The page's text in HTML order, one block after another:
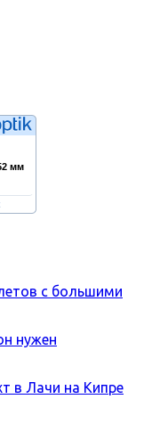
мм
с большими
нужен
в Лачи на Кипре